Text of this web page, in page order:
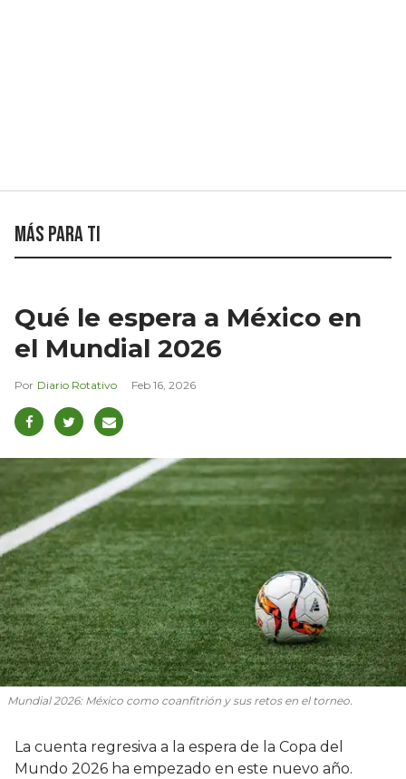
Más para ti
Qué le espera a México en
el Mundial 2026
Diario Rotativo Feb 16, 2026
Mundial 2026: México como coanfitrión y sus retos en el torneo.
La cuenta regresiva a la espera de la Copa del
Mundo 2026 ha empezado en este nuevo año.